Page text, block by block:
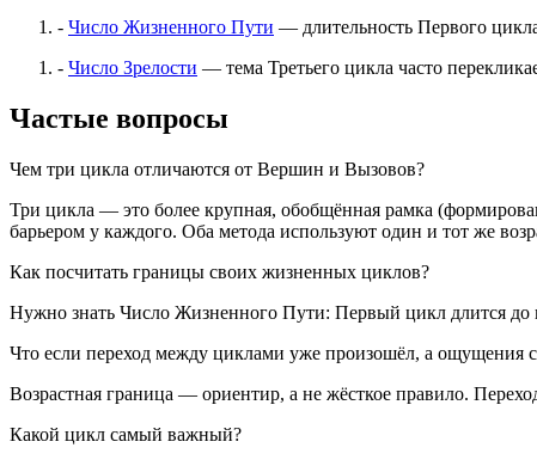
- Число Жизненного Пути — длительность Первого
- Число Зрелости — тема Третьего цикла часто
Частые вопросы
Чем три цикла отличаются от Вершин и Вызовов?
Три цикла — это более крупная, обобщённая рамка
барьером у каждого. Оба метода используют один и тот же
Как посчитать границы своих жизненных циклов?
Нужно знать Число Жизненного Пути: Первый цикл длится до
Что если переход между циклами уже произошёл, а ощущения
Возрастная граница — ориентир, а не жёсткое правило.
Какой цикл самый важный?